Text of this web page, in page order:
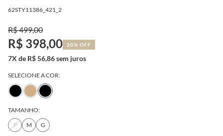
62STY11386_421_2
R$ 499,00
R$ 398,00 20% OFF
7X de R$ 56,86 sem juros
SELECIONE A COR:
TAMANHO:
P
M G